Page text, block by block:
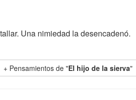
Una nimiedad la desencadenó.
+ Pensamientos de "El hijo de la sierva"